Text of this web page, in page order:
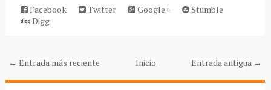
Facebook Twitter Google+
Stumble
Digg
← Entrada más reciente Entrada antigua →
Inicio